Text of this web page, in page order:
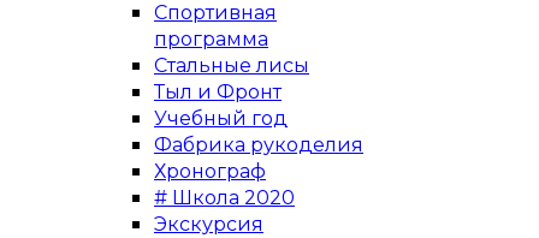
Спортивная
программа
Стальные лисы
Тыл и Фронт
Учебный год
Фабрика рукоделия
Хронограф
# Школа 2020
Экскурсия